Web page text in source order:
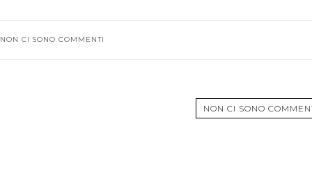
NON CI SONO COMMENTI
NON CI SONO